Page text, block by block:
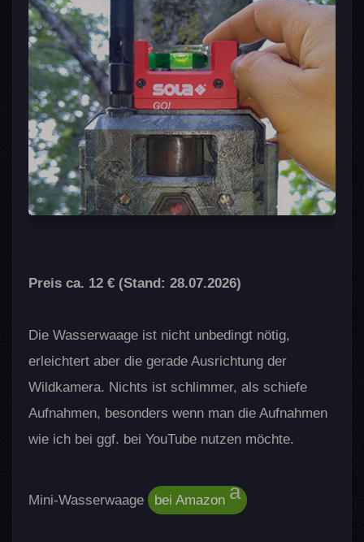
Preis ca. 12 € (Stand: 28.07.2026)
Die Wasserwaage ist nicht unbedingt nötig,
erleichtert aber die gerade Ausrichtung der
Wildkamera. Nichts ist schlimmer, als schiefe
Aufnahmen, besonders wenn man die Aufnahmen
wie ich bei ggf. bei YouTube nutzen möchte.
Mini-Wasserwaage bei Amazon